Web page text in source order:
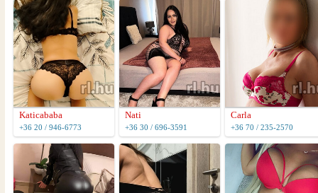
Katicababa
+36 20 / 946-6773
Nati
+36 30 / 696-3591
Carla
+36 70 / 235-2570